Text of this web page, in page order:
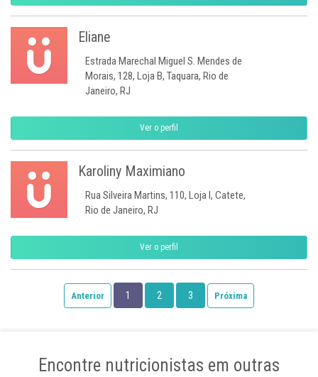
Eliane
Estrada Marechal Miguel S. Mendes de
Morais, 128, Loja B, Taquara, Rio de
Janeiro, RJ
Ver o perfil
Karoliny Maximiano
Rua Silveira Martins, 110, Loja I, Catete,
Rio de Janeiro, RJ
Ver o perfil
Anterior 1 2 3 Próxima
Encontre nutricionistas em outras